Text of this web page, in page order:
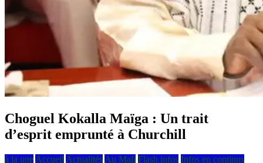
Choguel Kokalla Maïga : Un trait
d’esprit emprunté à Churchill
à la une Accueil Actualités Au Mali Flash infos Infos en continus